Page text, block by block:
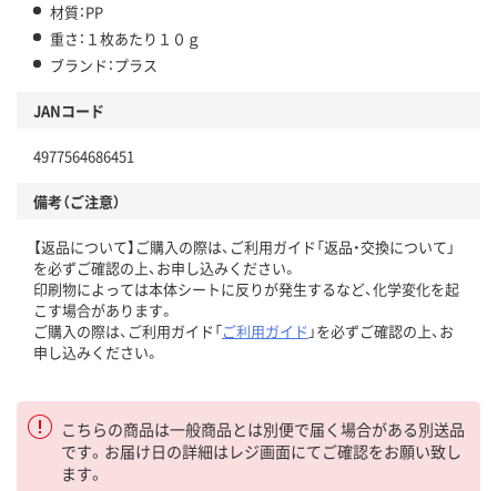
材質：PP
重さ：１枚あたり１０ｇ
ブランド：プラス
JANコード
4977564686451
備考（ご注意）
【返品について】ご購入の際は、ご利用ガイド「返品・交換について」
を必ずご確認の上、お申し込みください。
印刷物によっては本体シートに反りが発生するなど、化学変化を起
こす場合があります。
ご購入の際は、ご利用ガイド「ご利用ガイド 」を必ずご確認の上、お
申し込みください。
こちらの商品は一般商品とは別便で届く場合がある別送品
です。お届け日の詳細はレジ画面にてご確認をお願い致し
ます。